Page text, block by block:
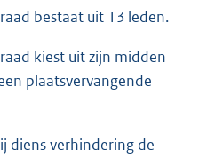
bestaat uit 13 leden.
kiest uit zijn midden
plaatsvervangende
diens verhindering de